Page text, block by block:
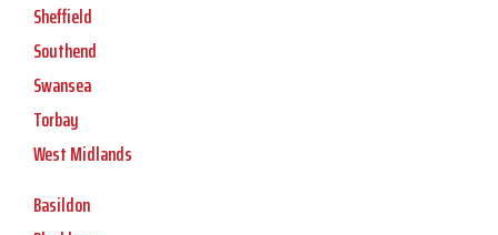
Sheffield
Southend
Swansea
Torbay
West Midlands
Basildon